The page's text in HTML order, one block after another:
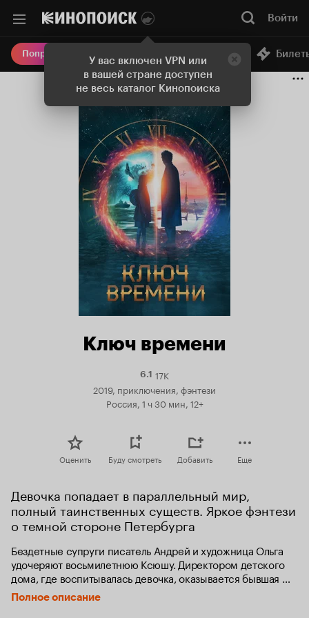
У вас включен VPN или
в вашей стране доступен
не весь каталог Кинопоиска
Войти
Попробовать Плюс Онлайн-кинотеатр
Ключ времени
6.1Рейтинг
Кинопоиска
17K
2019, приключения, фэнтези
Россия, 1 ч 30 мин, 12+
Оценить Буду смотреть Добавить Еще
Девочка попадает в параллельный мир,
полный таинственных существ. Яркое фэнтези
о темной стороне Петербурга
Бездетные супруги писатель Андрей и художница Ольга
удочеряют восьмилетнюю Ксюшу. Директором детского
дома, где воспитывалась девочка, оказывается бывшая
подруга Андрея Ирена. Она до сих пор страстно любит
Андрея и намерена вернуть его любой ценой, пускай для
Полное описание